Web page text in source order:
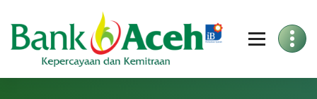
to
Content